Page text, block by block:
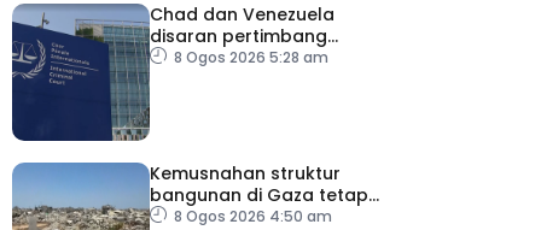
Chad dan Venezuela
disaran pertimbang
semula keputusan tarik
8 Ogos 2026 5:28 am
Kemusnahan struktur
bangunan di Gaza tetap
catat peningkatan
8 Ogos 2026 4:50 am